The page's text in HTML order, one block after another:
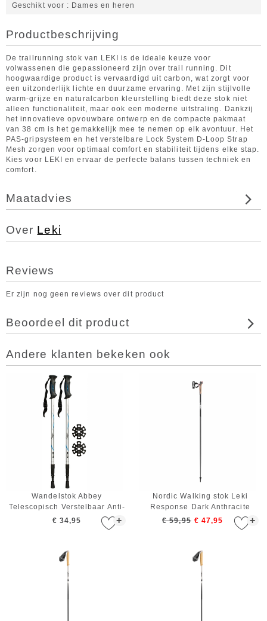
Geschikt voor Dames en heren
Productbeschrijving
De trailrunning stok van LEKI is de ideale keuze voor
volwassenen die gepassioneerd zijn over trail running. Dit
hoogwaardige product is vervaardigd uit carbon, wat zorgt voor
een uitzonderlijk lichte en duurzame ervaring. Met zijn stijlvolle
warm-grijze en naturalcarbon kleurstelling biedt deze stok niet
alleen functionaliteit, maar ook een moderne uitstraling. Dankzij
het innovatieve opvouwbare ontwerp en de compacte pakmaat
van 38 cm is het gemakkelijk mee te nemen op elk avontuur. Het
PAS-gripsysteem en het verstelbare Lock System D-Loop Strap
Mesh zorgen voor optimaal comfort en stabiliteit tijdens elke stap.
Kies voor LEKI en ervaar de perfecte balans tussen techniek en
comfort.
Maatadvies
Over Leki
Reviews
Er zijn nog geen reviews over dit product
Beoordeel dit product
Andere klanten bekeken ook
+
Wandelstok Abbey
Telescopisch Verstelbaar Anti-
shock Zilver Blauw Zwart
€ 34,95 +
Nordic Walking stok Leki
Response Dark Anthracite
Black White 120 cm
€ 59,95 € 47,95